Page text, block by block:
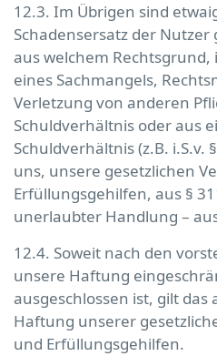
12.3. Im Übrigen sind
Schadensersatz der Nutzer
aus welchem Rechtsgrund,
eines Sachmangels,
Verletzung von anderen
Schuldverhältnis oder aus
Schuldverhältnis (z.B. i.S.v.
uns, unsere gesetzlichen
Erfüllungsgehilfen, aus §
unerlaubter Handlung –
12.4. Soweit nach den
unsere Haftung
ausgeschlossen ist, gilt
Haftung unserer
und Erfüllungsgehilfen.